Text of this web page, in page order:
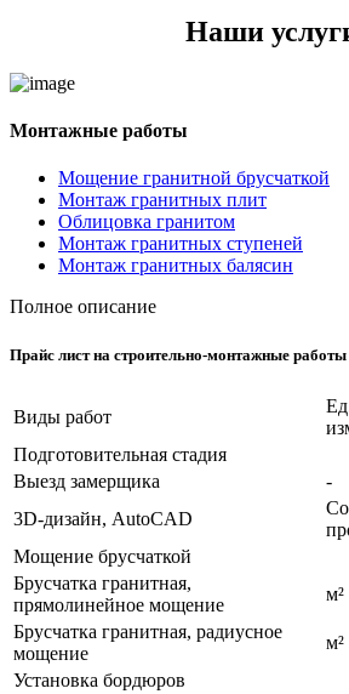
Наши
Монтажные работы
Мощение гранитной брусчаткой
Монтаж гранитных плит
Облицовка гранитом
Монтаж гранитных ступеней
Монтаж гранитных балясин
Полное описание
Прайс лист на строительно-монтажные работы
Виды работ
Подготовительная стадия
Выезд замерщика
-
3D-дизайн, AutoСAD
Мощение брусчаткой
Брусчатка гранитная,
прямолинейное мощение
м²
Брусчатка гранитная, радиусное
мощение
м²
Установка бордюров